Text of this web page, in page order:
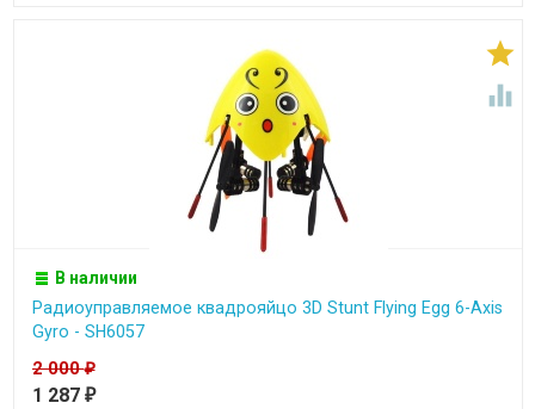


В наличии
Радиоуправляемое квадрояйцо 3D Stunt Flying Egg 6-Axis
Gyro - SH6057
2 000₽
1 287 ₽